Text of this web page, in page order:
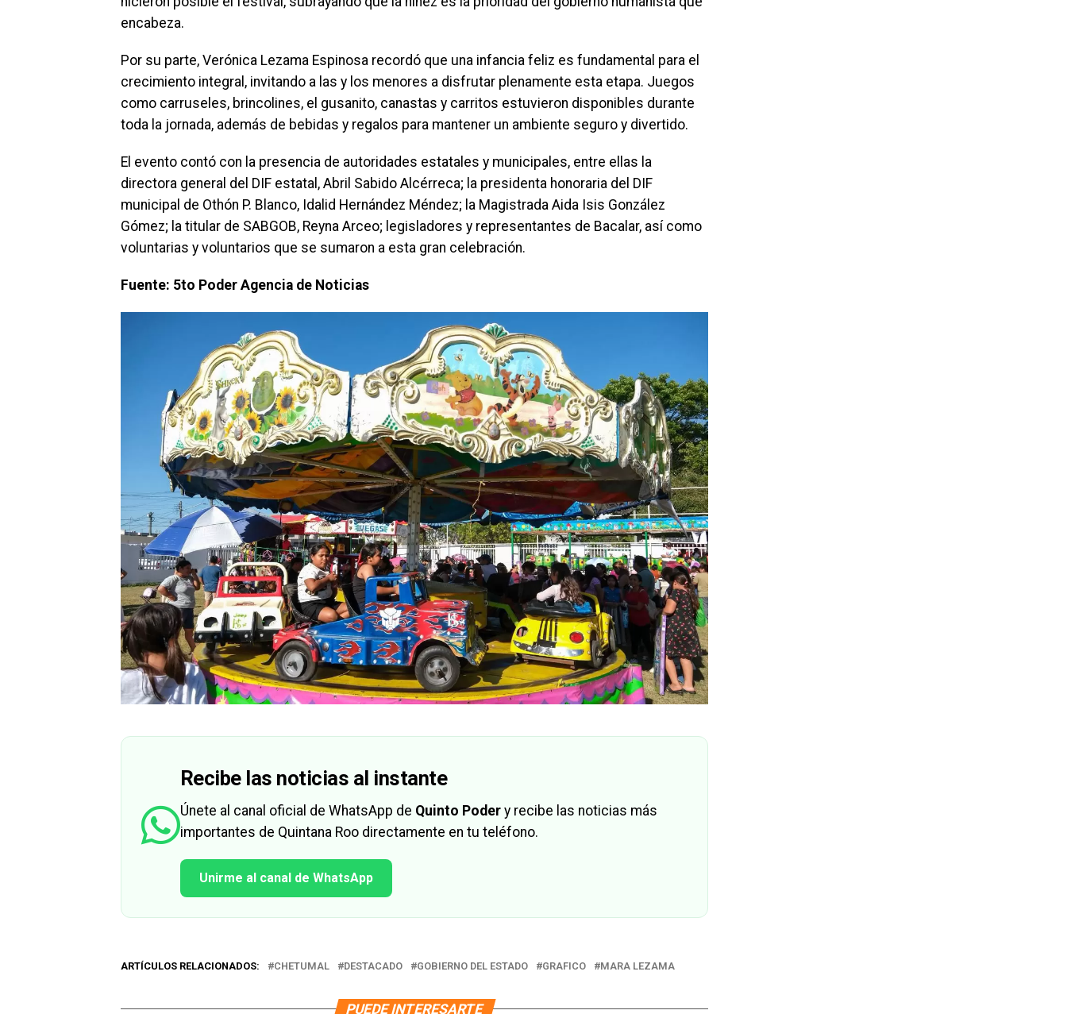
encabeza.
Por su parte, Verónica Lezama Espinosa recordó que una infancia feliz es fundamental para el
crecimiento integral, invitando a las y los menores a disfrutar plenamente esta etapa. Juegos
como carruseles, brincolines, el gusanito, canastas y carritos estuvieron disponibles durante
toda la jornada, además de bebidas y regalos para mantener un ambiente seguro y divertido.
El evento contó con la presencia de autoridades estatales y municipales, entre ellas la
directora general del DIF estatal, Abril Sabido Alcérreca; la presidenta honoraria del DIF
municipal de Othón P. Blanco, Idalid Hernández Méndez; la Magistrada Aida Isis González
Gómez; la titular de SABGOB, Reyna Arceo; legisladores y representantes de Bacalar, así como
voluntarias y voluntarios que se sumaron a esta gran celebración.
Fuente: 5to Poder Agencia de Noticias
Recibe las noticias al instante
Únete al canal oficial de WhatsApp de Quinto Poder y recibe las noticias más
importantes de Quintana Roo directamente en tu teléfono.
Unirme al canal de WhatsApp
ARTÍCULOS RELACIONADOS: CHETUMAL DESTACADO GOBIERNO DEL ESTADO GRAFICO MARA LEZAMA
PUEDE INTERESARTE